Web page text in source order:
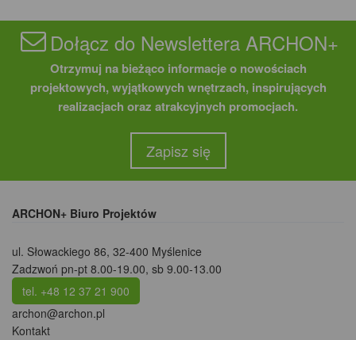
Dołącz do Newslettera ARCHON+
Otrzymuj na bieżąco informacje o nowościach
projektowych, wyjątkowych wnętrzach, inspirujących
realizacjach oraz atrakcyjnych promocjach.
Zapisz się
ARCHON+ Biuro Projektów
ul. Słowackiego 86, 32-400 Myślenice
Zadzwoń pn-pt 8.00-19.00, sb 9.00-13.00
tel. +48 12 37 21 900
archon@archon.pl
Kontakt